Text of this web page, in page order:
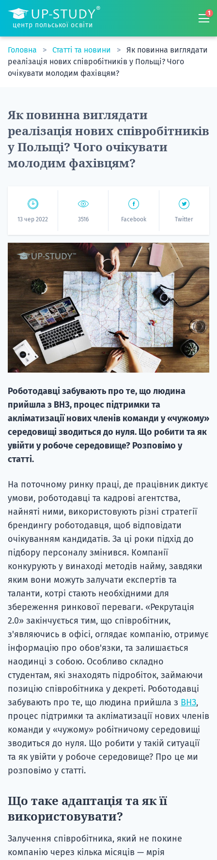
центр польської освіти
1
Головна Статті та новини
Як повинна виглядати
реалізація нових співробітників у Польщі? Чого
очікувати молодим фахівцям?
Як повинна виглядати
реалізація нових співробітників
у Польщі? Чого очікувати
молодим фахівцям?
13 чер 2022 3516 Facebook Twitter
Роботодавці забувають про те, що людина
прийшла з ВНЗ, процес підтримки та
акліматизації нових членів команди у «чужому»
середовищі зводиться до нуля. Що робити та як
увійти у робоче середовище? Розповімо у
статті.
На поточному ринку праці, де працівник диктує
умови, роботодавці та кадрові агентства,
найняті ними, використовують різні стратегії
брендингу роботодавця, щоб відповідати
очікуванням кандидатів. За ці роки підхід до
підбору персоналу змінився. Компанії
конкурують у винаході методів найму, завдяки
яким вони можуть залучати експертів та
таланти, котрі стають необхідними для
збереження ринкової переваги. «Рекрутація
2.0» закінчується тим, що співробітник,
з'являючись в офісі, оглядає компанію, отримує
інформацію про обов'язки, та залишається
наодинці з собою. Особливо складно
студентам, які знаходять підробіток, займаючи
позицію співробітника у декреті. Роботодавці
забувають про те, що людина прийшла з ВНЗ,
процес підтримки та акліматизації нових членів
команди у «чужому» робітничому середовищі
зводиться до нуля. Що робити у такій ситуації
та як увійти у робоче середовище? Про це ми
розповімо у статті.
Що таке адаптація та як її
використовувати?
Залучення співробітника, який не покине
компанію через кілька місяців — мрія
НАБІР
вступ на